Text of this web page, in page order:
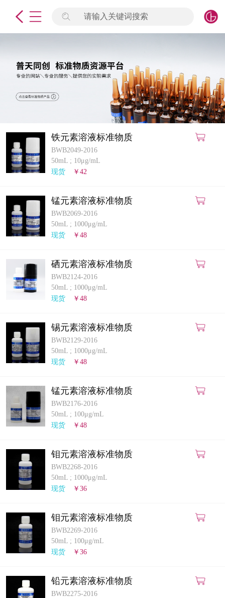
请输入关键词搜索
铁元素溶液标准物质
BWB2049-2016
50mL ; 10μg/mL
现货
￥42
锰元素溶液标准物质
BWB2069-2016
50mL ; 1000μg/mL
现货
￥48
硒元素溶液标准物质
BWB2124-2016
50mL ; 1000μg/mL
现货
￥48
锡元素溶液标准物质
BWB2129-2016
50mL ; 1000μg/mL
现货
￥48
锰元素溶液标准物质
BWB2176-2016
50mL ; 100μg/mL
现货
￥48
钼元素溶液标准物质
BWB2268-2016
50mL ; 1000μg/mL
现货
￥36
钼元素溶液标准物质
BWB2269-2016
50mL ; 100μg/mL
现货
￥36
铅元素溶液标准物质
BWB2275-2016
签到
标准物质
产品专项
微生物检测/质控品
定制标物
定制仪器
计量课堂
知识交流
公司主页
购物车
会员中心
联系我们
返回主页